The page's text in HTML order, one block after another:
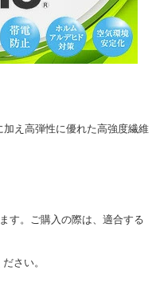
え高弾性に優れた高強度繊維
す。ご購入の際は、適合する
さい。